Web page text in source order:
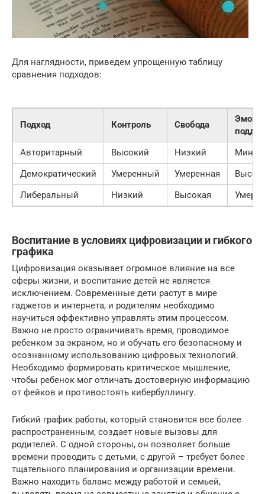
Для наглядности, приведем упрощенную таблицу
сравнения подходов:
Подход Контроль Свобода
Авторитарный
Высокий Низкий
Демократический
Умеренный Умеренная
Либеральный
Низкий Высокая
Воспитание в условиях цифровизации и гибкого
графика
Цифровизация оказывает огромное влияние на все
сферы жизни, и воспитание детей не является
исключением. Современные дети растут в мире
гаджетов и интернета, и родителям необходимо
научиться эффективно управлять этим процессом.
Важно не просто ограничивать время, проводимое
ребенком за экраном, но и обучать его безопасному и
осознанному использованию цифровых технологий.
Необходимо формировать критическое мышление,
чтобы ребенок мог отличать достоверную информацию
от фейков и противостоять кибербуллингу.
Гибкий график работы, который становится все более
распространенным, создает новые вызовы для
родителей. С одной стороны, он позволяет больше
времени проводить с детьми, с другой – требует более
тщательного планирования и организации времени.
Важно находить баланс между работой и семьей,